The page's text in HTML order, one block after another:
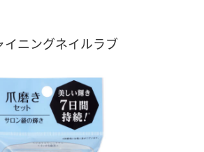
ニングネイルラブ